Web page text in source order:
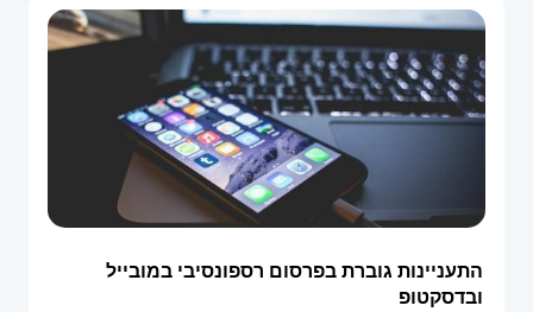
התעניינות גוברת בפרסום רספונסיבי במובייל
ובדסקטופ